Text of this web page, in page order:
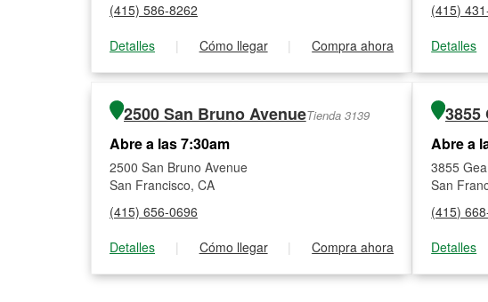
(415) 586-8262
Detalles
| Cómo llegar | Compra ahora
(415)
Detalles
2500 San Bruno AvenueTienda 3139
Abre a las 7:30am
2500 San Bruno Avenue
San Francisco, CA
(415) 656-0696
Detalles
| Cómo llegar | Compra ahora
3855
Abre a
3855
San
(415)
Detalles